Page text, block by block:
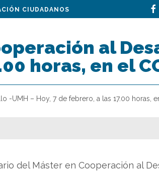
CIUDADANOS
al
horas, en el
-UMH – Hoy, 7 de febrero, a las 17.00 horas,
del Máster en Cooperación al